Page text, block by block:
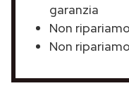
garanzia
Non
Non